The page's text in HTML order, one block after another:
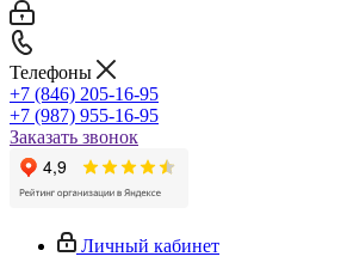
Телефоны
+7 (846) 205-16-95
+7 (987) 955-16-95
Заказать звонок
Личный кабинет